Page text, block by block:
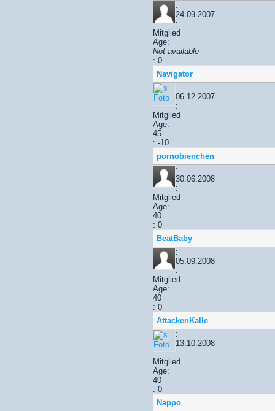
:
24.09.2007
:
Mitglied
Age:
Not available
: 0
Navigator
:
06.12.2007
:
Mitglied
Age:
45
: -10
pornobienchen
:
30.06.2008
:
Mitglied
Age:
40
: 0
BeatBaby
:
05.09.2008
:
Mitglied
Age:
40
: 0
AttackenKalle
:
13.10.2008
:
Mitglied
Age:
40
: 0
Nappo